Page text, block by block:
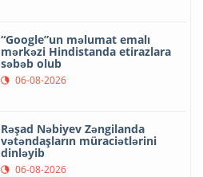
“Google”un məlumat emalı
mərkəzi Hindistanda etirazlara
səbəb olub
06-08-2026
Rəşad Nəbiyev Zəngilanda
vətəndaşların müraciətlərini
dinləyib
06-08-2026